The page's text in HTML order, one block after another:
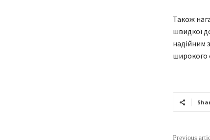
Також
швидкої
надійним
широкого
Previous